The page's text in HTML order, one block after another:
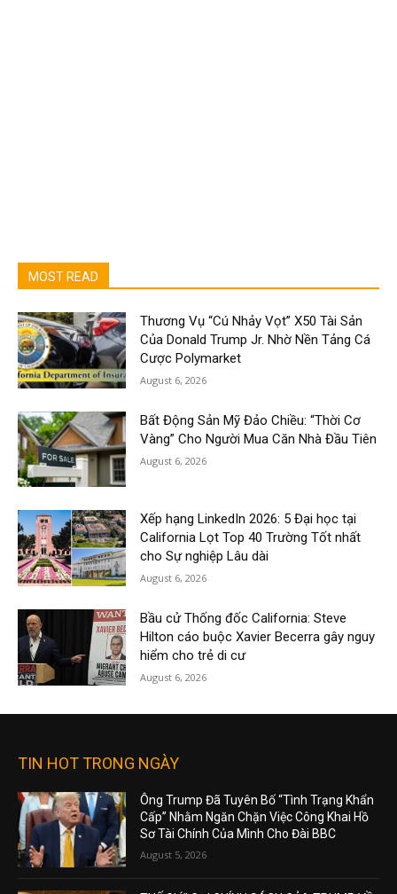
MOST READ
Thương Vụ “Cú Nhảy Vọt” X50 Tài Sản
Của Donald Trump Jr. Nhờ Nền Tảng Cá
Cược Polymarket
August 6, 2026
Bất Động Sản Mỹ Đảo Chiều: “Thời Cơ
Vàng” Cho Người Mua Căn Nhà Đầu Tiên
August 6, 2026
Xếp hạng LinkedIn 2026: 5 Đại học tại
California Lọt Top 40 Trường Tốt nhất
cho Sự nghiệp Lâu dài
August 6, 2026
Bầu cử Thống đốc California: Steve
Hilton cáo buộc Xavier Becerra gây nguy
hiểm cho trẻ di cư
August 6, 2026
TIN HOT TRONG NGÀY
Ông Trump Đã Tuyên Bố “Tình Trạng Khẩn
Cấp” Nhằm Ngăn Chặn Việc Công Khai Hồ
Sơ Tài Chính Của Mình Cho Đài BBC
August 5, 2026